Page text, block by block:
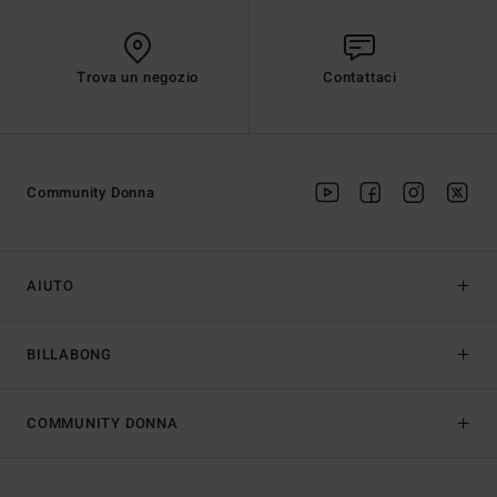
Trova un negozio Contattaci
AIUTO
BILLABONG
Community Donna
COMMUNITY DONNA